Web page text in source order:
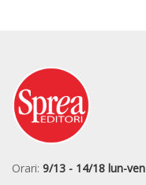
Orari: 9/13 - 14/18 lun-ven